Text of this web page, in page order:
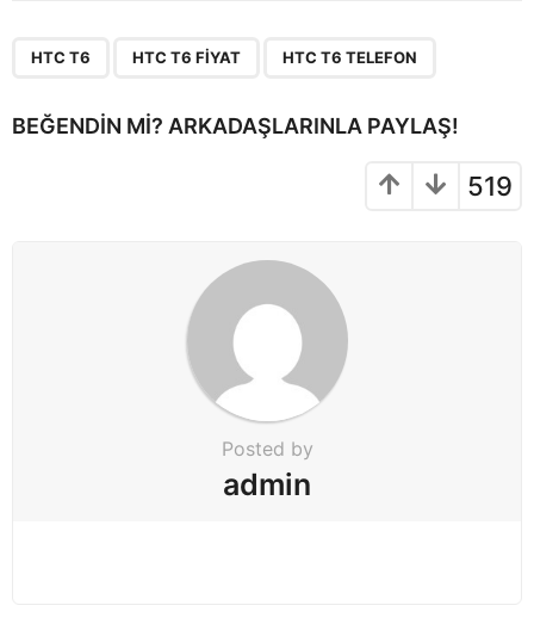
i
HTC T6 HTC T6 FIYAT HTC T6 TELEFON
BEĞENDIN MI? ARKADAŞLARINLA PAYLAŞ!
519
Posted by
admin